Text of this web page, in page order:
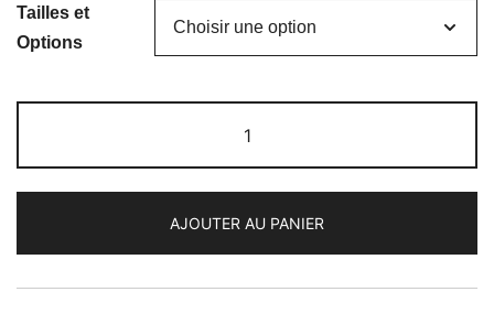
Tailles et
Options
de
Kirua
AJOUTER AU PANIER